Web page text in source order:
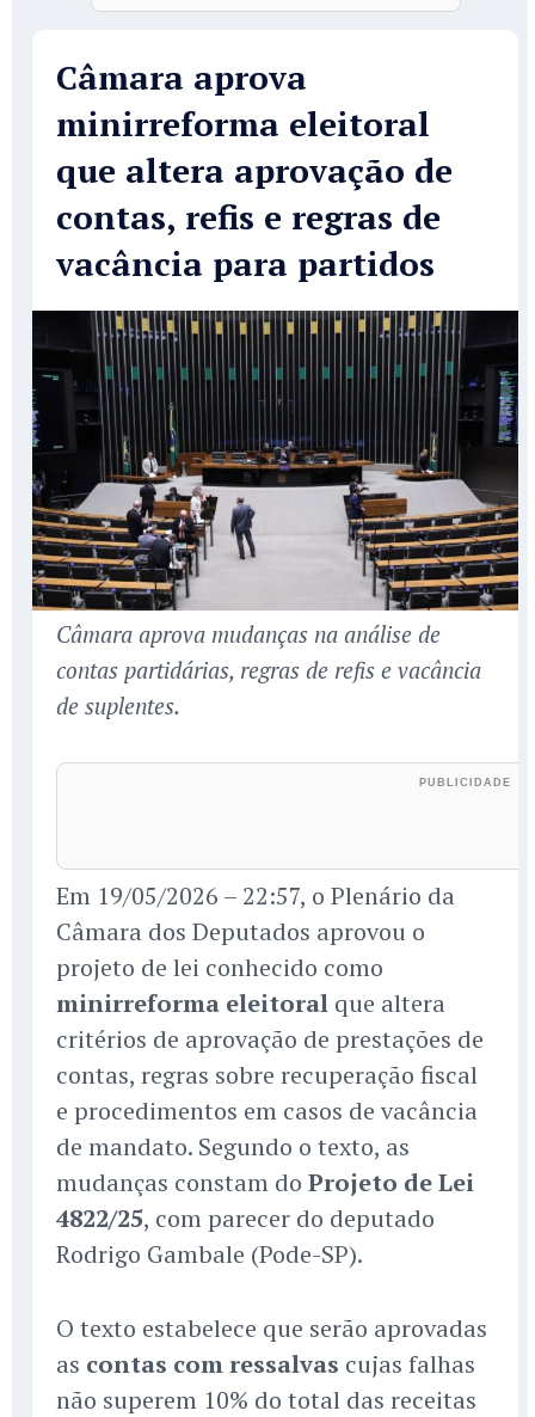
Câmara aprova
minirreforma eleitoral
que altera aprovação de
contas, refis e regras de
vacância para partidos
Câmara aprova mudanças na análise de
contas partidárias, regras de refis e vacância
de suplentes.
Em 19/05/2026 – 22:57, o Plenário da
Câmara dos Deputados aprovou o
projeto de lei conhecido como
minirreforma eleitoral que altera
critérios de aprovação de prestações de
contas, regras sobre recuperação fiscal
e procedimentos em casos de vacância
de mandato. Segundo o texto, as
mudanças constam do Projeto de Lei
4822/25, com parecer do deputado
Rodrigo Gambale (Pode-SP).
O texto estabelece que serão aprovadas
as contas com ressalvas cujas falhas
não superem 10% do total das receitas